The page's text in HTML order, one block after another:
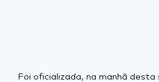
Foi oficializada, na manhã